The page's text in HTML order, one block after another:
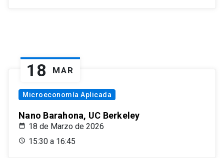
18 MAR
Microeconomía Aplicada
Nano Barahona, UC Berkeley
18 de Marzo de 2026
15:30 a 16:45